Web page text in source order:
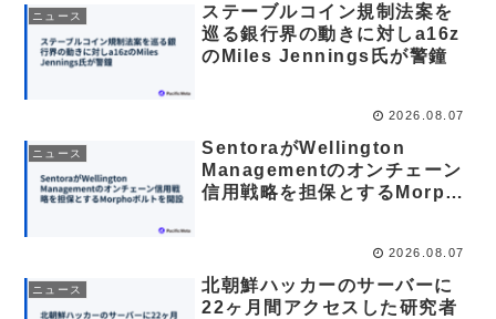
ニュース
ステーブルコイン規制法案を
巡る銀行界の動きに対しa16z
のMiles Jennings氏が警鐘
2026.08.07
ニュース
SentoraがWellington
Managementのオンチェーン
信用戦略を担保とするMorpho
2026.08.07
ニュース
北朝鮮ハッカーのサーバーに
22ヶ月間アクセスした研究者